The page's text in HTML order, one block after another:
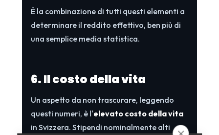
È la combinazione di tutti questi elementi a
determinare il reddito effettivo, ben più di
una semplice media statistica.
6. Il costo della vita
Un aspetto da non trascurare, leggendo
questi numeri, è l'elevato costo della vita
in Svizzera. Stipendi nominalmente alti